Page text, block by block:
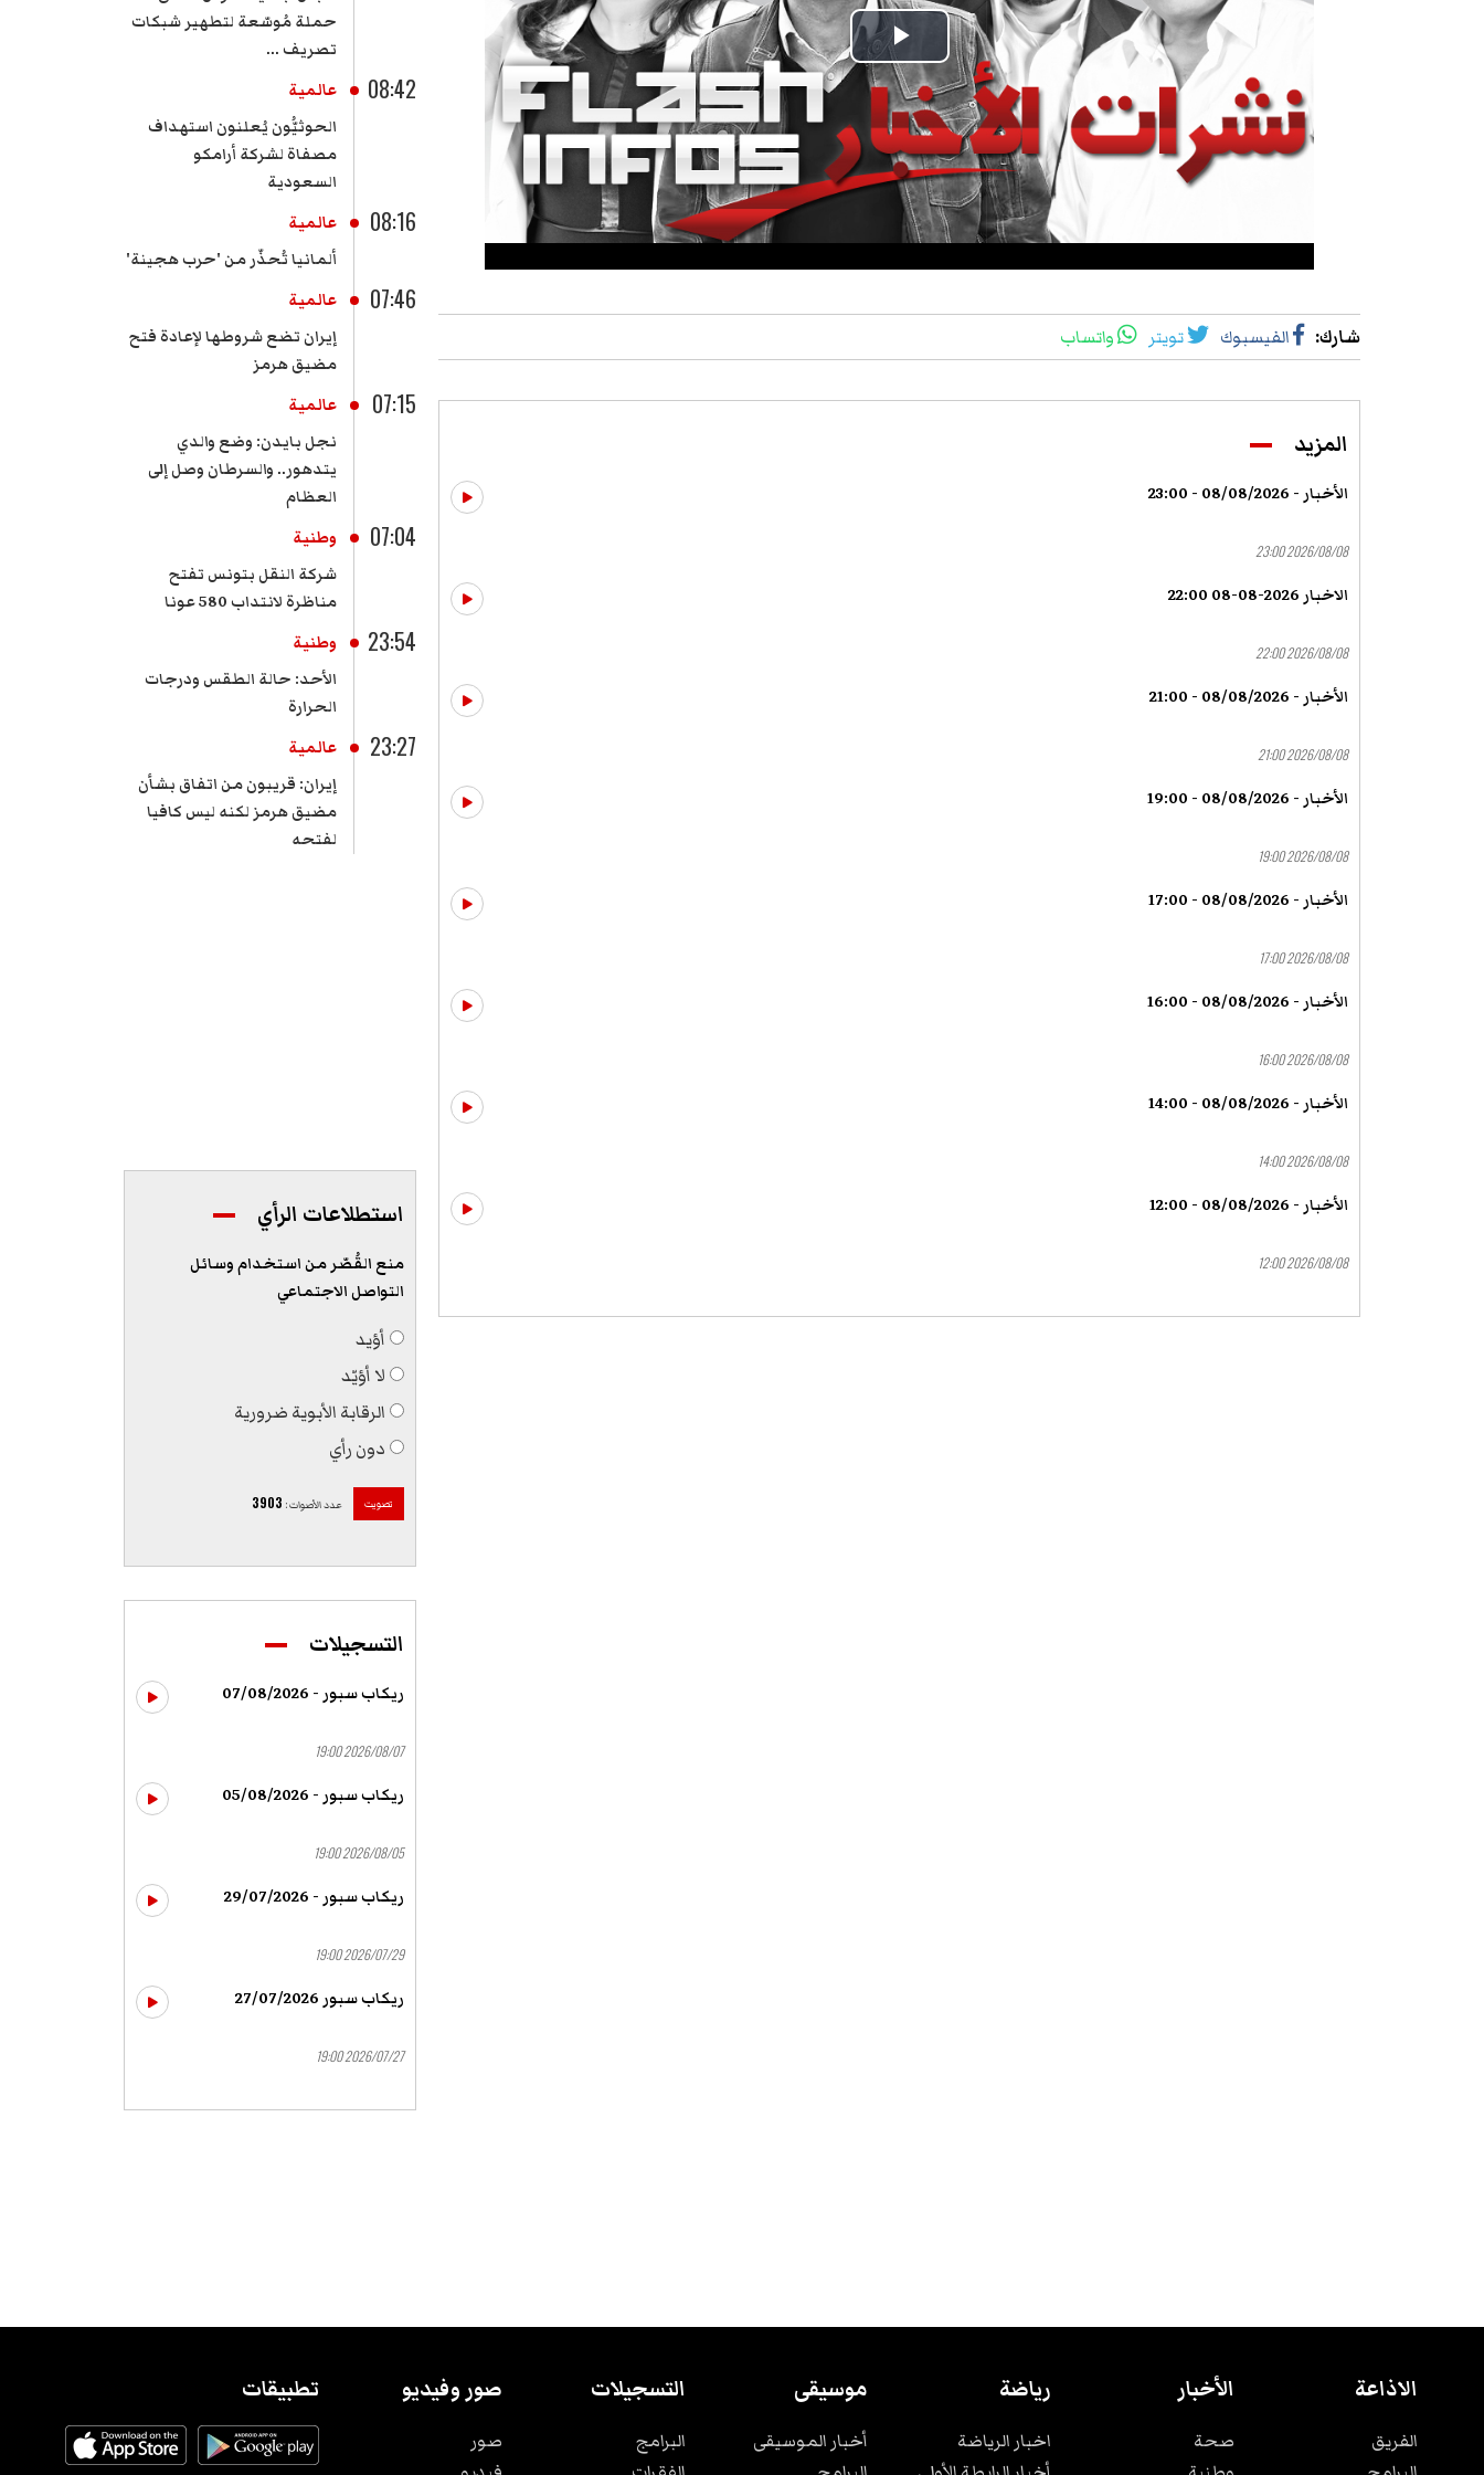
Play
Video
شارك: الفيسبوك تويتر واتساب
المزيد
الأخبار - 08/08/2026 - 23:00
2026/08/08 23:00
الاخبار 2026-08-08 22:00
2026/08/08 22:00
الأخبار - 08/08/2026 - 21:00
2026/08/08 21:00
الأخبار - 08/08/2026 - 19:00
2026/08/08 19:00
الأخبار - 08/08/2026 - 17:00
2026/08/08 17:00
الأخبار - 08/08/2026 - 16:00
2026/08/08 16:00
الأخبار - 08/08/2026 - 14:00
2026/08/08 14:00
الأخبار - 08/08/2026 - 12:00
2026/08/08 12:00
حملة مُوسّعة لتطهير شبكات
تصريف ...
08:42
عالمية
الحوثيُّون يُعلنون استهداف
مصفاة لشركة أرامكو
السعودية
08:16
عالمية
ألمانيا تُحذّر من 'حرب هجينة'
07:46
عالمية
إيران تضع شروطها لإعادة فتح
مضيق هرمز
07:15
عالمية
نجل بايدن: وضع والدي
يتدهور.. والسرطان وصل إلى
العظام
07:04
وطنية
شركة النقل بتونس تفتح
مناظرة لانتداب 580 عونا
23:54
وطنية
الأحد: حالة الطقس ودرجات
الحرارة
23:27
عالمية
إيران: قريبون من اتفاق بشأن
مضيق هرمز لكنه ليس كافيا
لفتحه
استطلاعات الرأي
منع القُصّر من استخدام وسائل
التواصل الاجتماعي
أؤيد
لا أؤيّد
الرقابة الأبوية ضرورية
دون رأي
تصويت عدد الأصوات:
3903
التسجيلات
ريكاب سبور - 07/08/2026
2026/08/07 19:00
ريكاب سبور - 05/08/2026
2026/08/05 19:00
ريكاب سبور - 29/07/2026
2026/07/29 19:00
ريكاب سبور 27/07/2026
2026/07/27 19:00
الاذاعة
الفريق
الأخبار
صحة
رياضة
اخبار الرياضة
موسيقى
أخبار الموسيقى
التسجيلات
البرامج
صور وفيديو
صور
تطبيقات